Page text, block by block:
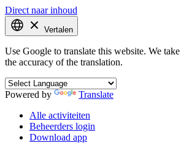
Direct naar inhoud
Vertalen
Use Google to translate this website. We
the accuracy of the translation.
Powered by
Translate
Alle activiteiten
Beheerders login
Download app